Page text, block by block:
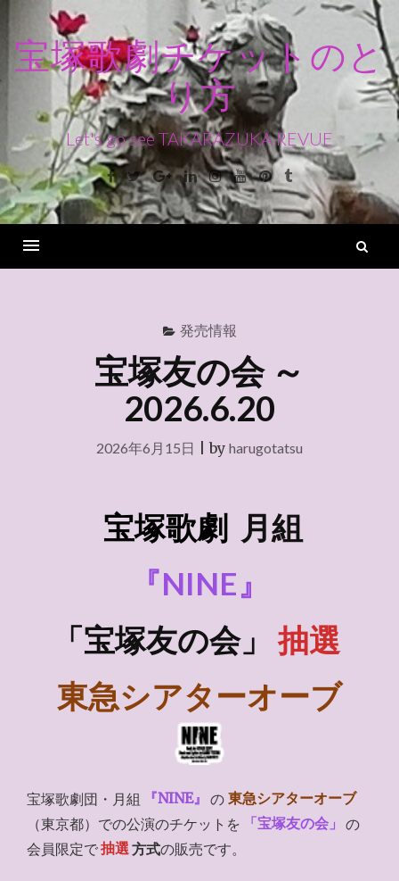
ン
ス
キ
ッ
宝塚歌劇チケットのと
り方
Let's go see TAKARAZUKA REVUE
Facebook
TwitterGoogle+LinkedinInstagram
YoutubePinterest
Tumblr
発売情報
宝塚友の会 ～
2026.6.20
2026年6月15日 |by harugotatsu
宝塚歌劇
月組
『NINE』
「宝塚友の会」
抽選
東急シアターオーブ
宝塚歌劇団・月組 『NINE』 の 東急シアターオーブ
（東京都）での公演のチケットを
「宝塚友の会」
の
会員限定で抽選方式の販売です。